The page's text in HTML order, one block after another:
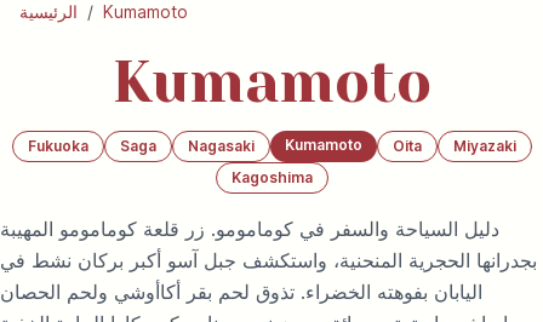
الرئيسية / Kumamoto
Kumamoto
Fukuoka Saga Nagasaki Kumamoto Oita
Miyazaki
Kagoshima
دليل السياحة والسفر في كومامومو. زر قلعة كومامومو المهيبة
بجدرانها الحجرية المنحنية، واستكشف جبل آسو أكبر بركان نشط في
اليابان بفوهته الخضراء. تذوق لحم بقر أكاأوشي ولحم الحصان